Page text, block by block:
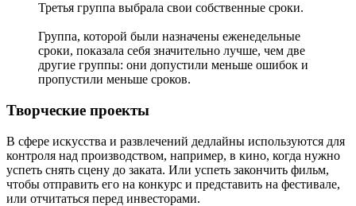
Третья группа выбрала свои собственные сроки.
Группа, которой были назначены еженедельные
сроки, показала себя значительно лучше, чем две
другие группы: они допустили меньше ошибок и
пропустили меньше сроков.
Творческие проекты
В сфере искусства и развлечений дедлайны используются для
контроля над производством, например, в кино, когда нужно
успеть снять сцену до заката. Или успеть закончить фильм,
чтобы отправить его на конкурс и представить на фестивале,
или отчитаться перед инвесторами.